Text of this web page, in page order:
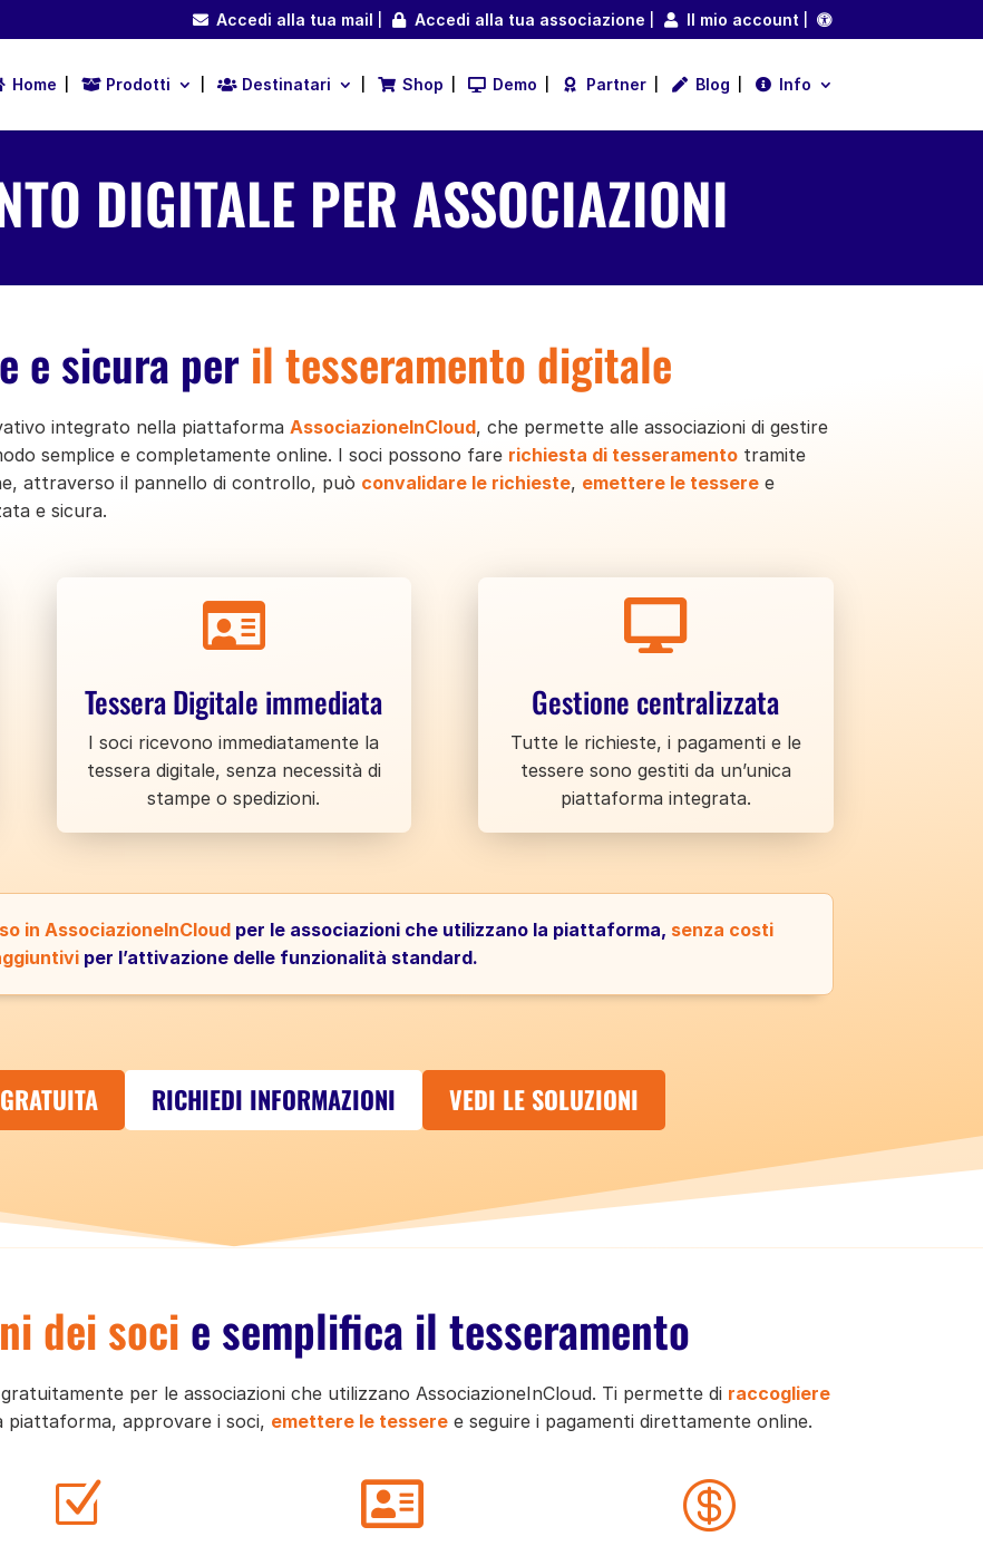
Accedi alla tua mail Accedi alla tua associazione Il mio account
Home Prodotti Destinatari Shop Demo Partner Blog Info
DIGITALE PER ASSOCIAZIONI
e sicura per il tesseramento digitale
integrato nella piattaformaAssociazioneInCloud, che permette alle associazioni di gestire
semplice e completamente online. I soci possono fare richiesta di tesseramento tramite
attraverso il pannello di controllo, può convalidare le richieste, emettere le tessere e
e sicura.

Tessera Digitale immediata
I soci ricevono immediatamente la
tessera digitale, senza necessità di
stampe o spedizioni.

Gestione centralizzata
Tutte le richieste, i pagamenti e le
tessere sono gestiti da un’unica
piattaforma integrata.
in AssociazioneInCloudper le associazioni che utilizzano la piattaforma, senza costi
per l’attivazione delle funzionalità standard.
RICHIEDI INFORMAZIONI VEDI LE SOLUZIONI
dei soci e semplifica il tesseramento
per le associazioni che utilizzano AssociazioneInCloud. Ti permette di raccogliere
piattaforma, approvare i soci, emettere le tessere e seguire i pagamenti direttamente online.
Z  